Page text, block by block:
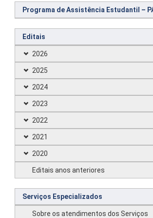
Programa de Assistência Estudantil –
Editais
2026
2025
2024
2023
2022
2021
2020
Editais anos anteriores
Serviços Especializados
Sobre os atendimentos dos Serviços